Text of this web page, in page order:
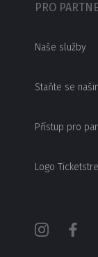
PRO
Naše služby
Staňte se
Přístup pro
Logo